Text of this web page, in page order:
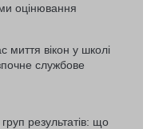
оцінювання
миття вікон у школі
службове
результатів: що